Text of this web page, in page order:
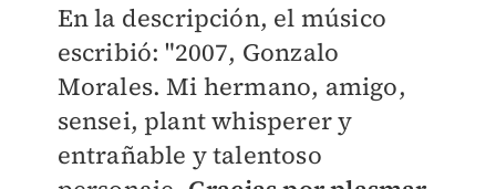
En la descripción, el músico
escribió: "2007, Gonzalo
Morales. Mi hermano, amigo,
sensei, plant whisperer y
entrañable y talentoso